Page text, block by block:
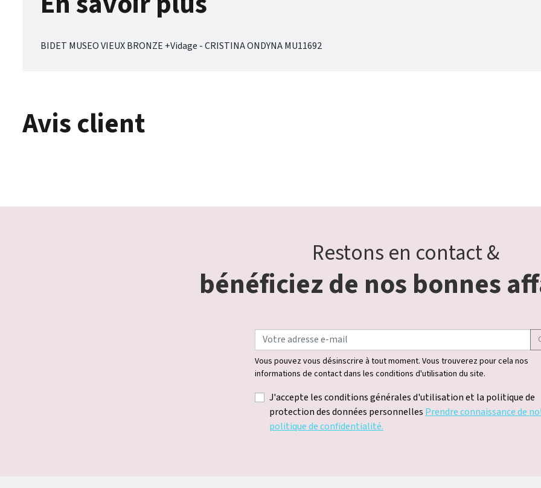
BIDET MUSEO VIEUX BRONZE +Vidage - CRISTINA ONDYNA MU11692
Avis client
Restons en contact &
bénéficiez de nos bonnes
Vous pouvez vous désinscrire à tout moment. Vous trouverez pour cela nos
informations de contact dans les conditions d'utilisation du site.
J'accepte les conditions générales d'utilisation et la politique de
protection des données personnelles Prendre connaissance de
politique de confidentialité.